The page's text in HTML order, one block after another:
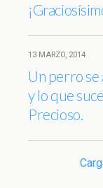
13 MARZO, 2014
Un perro se
y lo que
Precioso.